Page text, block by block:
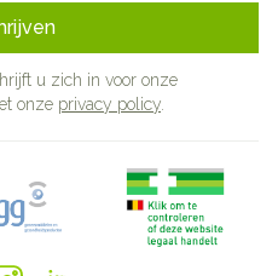
u zich in voor onze
onze privacy policy